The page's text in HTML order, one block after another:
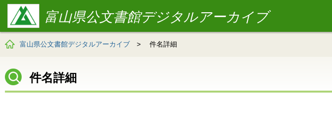
富山県公文書館デジタルアーカイブ
富山県公文書館デジタルアーカイブ > 件名詳細
件名詳細